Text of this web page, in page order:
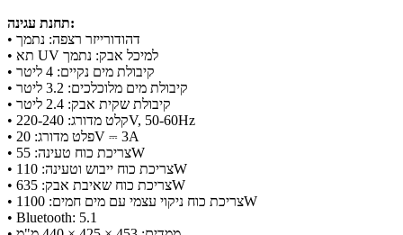
תחנת עגינה:
• דהודורייזר רצפה: נתמך
• תא UV למיכל אבק: נתמך
• קיבולת מים נקיים: 4 ליטר
• קיבולת מים מלוכלכים: 3.2 ליטר
• קיבולת שקית אבק: 2.4 ליטר
• קלט מדורג: 220-240V, 50-60Hz
• פלט מדורג: 20V ⎓ 3A
• צריכת כוח טעינה: 55W
• צריכת כוח ייבוש וטעינה: 110W
• צריכת כוח שאיבת אבק: 635W
• צריכת כוח ניקוי עצמי עם מים חמים: 1100W
• Bluetooth: 5.1